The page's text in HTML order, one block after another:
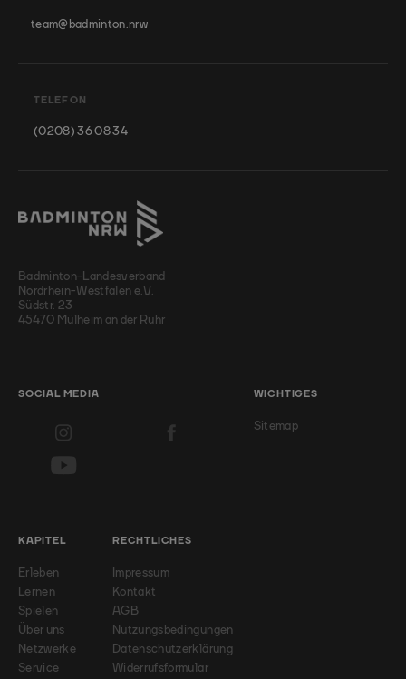
team@badminton.nrw
TELEFON
(0208) 36 08 34
Badminton-Landesverband
Nordrhein-Westfalen e.V.
Südstr. 23
45470 Mülheim an der Ruhr
SOCIAL MEDIA WICHTIGES
Sitemap
KAPITEL
Erleben
Lernen
Spielen
Über uns
Netzwerke
Service
RECHTLICHES
Impressum
Kontakt
AGB
Nutzungsbedingungen
Datenschutzerklärung
Widerrufsformular